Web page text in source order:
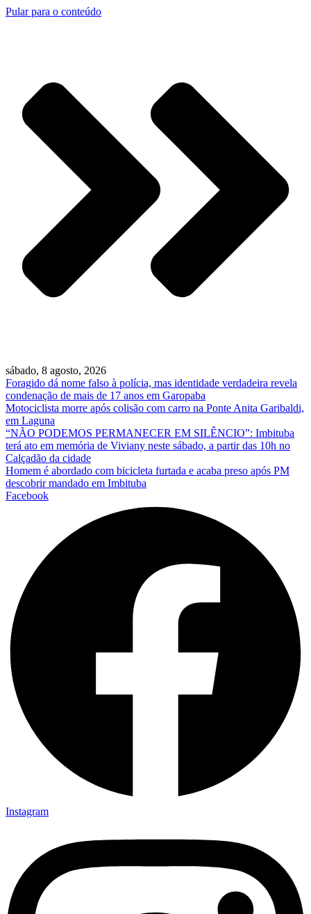
Pular para o conteúdo
sábado, 8 agosto, 2026
Foragido dá nome falso à polícia, mas identidade verdadeira revela
condenação de mais de 17 anos em Garopaba
Motociclista morre após colisão com carro na Ponte Anita Garibaldi,
em Laguna
“NÃO PODEMOS PERMANECER EM SILÊNCIO”: Imbituba
terá ato em memória de Viviany neste sábado, a partir das 10h no
Calçadão da cidade
Homem é abordado com bicicleta furtada e acaba preso após PM
descobrir mandado em Imbituba
Facebook
Instagram